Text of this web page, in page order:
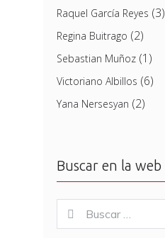
Raquel García Reyes (3)
Regina Buitrago (2)
Sebastian Muñoz(1)
Victoriano Albillos (6)
Yana Nersesyan (2)
Buscar en la web
for:
Buscar